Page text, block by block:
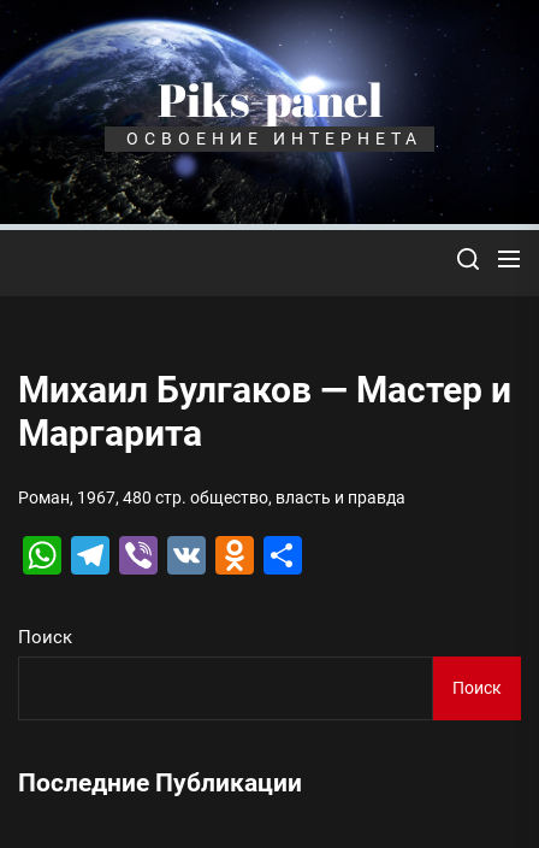
Перейти
содержимому
Piks-panel
ОСВОЕНИЕ ИНТЕРНЕТА
Михаил Булгаков — Мастер и
Маргарита
Роман, 1967, 480 стр. общество, власть и правда
WhatsApp
Telegram
Viber
VK Odnoklassniki
Поиск
Поиск
Последние Публикации